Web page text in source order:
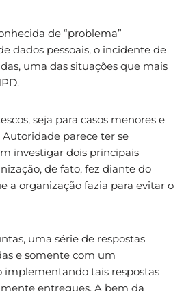
de “problema”
dados pessoais, o incidente de
uma das situações que mais
seja para casos menores e
Autoridade parece ter se
investigar dois principais
de fato, fez diante do
a organização fazia para evitar o
uma série de respostas
e somente com um
tais respostas
entregues. A bem da